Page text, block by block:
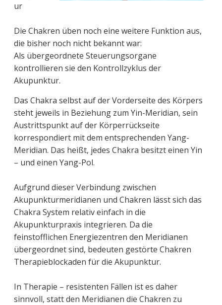
ur
Die Chakren üben noch eine weitere Funktion aus,
die bisher noch nicht bekannt war:
Als übergeordnete Steuerungsorgane
kontrollieren sie den Kontrollzyklus der
Akupunktur.
Das Chakra selbst auf der Vorderseite des Körpers
steht jeweils in Beziehung zum Yin-Meridian, sein
Austrittspunkt auf der Körperrückseite
korrespondiert mit dem entsprechenden Yang-
Meridian. Das heißt, jedes Chakra besitzt einen Yin
– und einen Yang-Pol.
Aufgrund dieser Verbindung zwischen
Akupunkturmeridianen und Chakren lässt sich das
Chakra System relativ einfach in die
Akupunkturpraxis integrieren. Da die
feinstofflichen Energiezentren den Meridianen
übergeordnet sind, bedeuten gestörte Chakren
Therapieblockaden für die Akupunktur.
In Therapie – resistenten Fällen ist es daher
sinnvoll, statt den Meridianen die Chakren zu